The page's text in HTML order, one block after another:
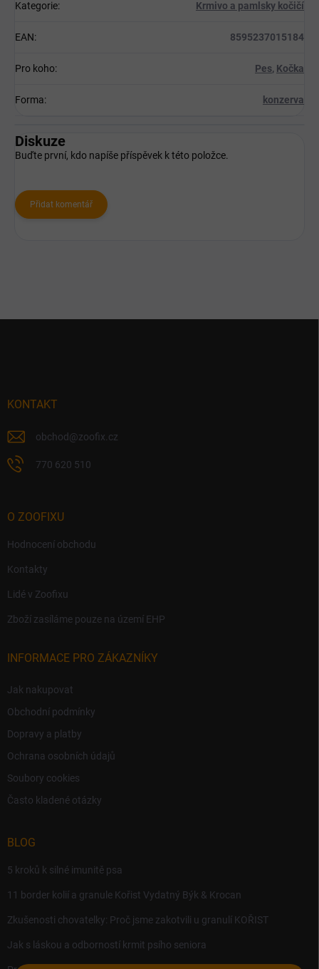
Kategorie: Krmivo a pamlsky kočičí
EAN: 8595237015184
Pro koho: Pes, Kočka
Forma: konzerva
Diskuze
Buďte první, kdo napíše příspěvek k této položce.
Přidat komentář
KONTAKT
obchod @zoofix.cz
770 620 510
O ZOOFIXU
Hodnocení obchodu
Kontakty
Lidé v Zoofixu
Zboží zasíláme pouze na území EHP
INFORMACE PRO ZÁKAZNÍKY
Jak nakupovat
Obchodní podmínky
Dopravy a platby
Ochrana osobních údajů
Soubory cookies
Často kladené otázky
BLOG
5 kroků k silné imunitě psa
11 border kolií a granule Kořist Vydatný Býk & Krocan
Zkušenosti chovatelky: Proč jsme zakotvili u granulí KOŘIST
Jak s láskou a odborností krmit psího seniora